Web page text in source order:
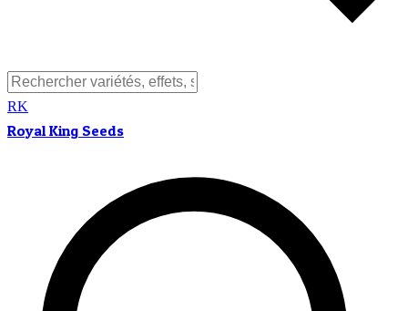
RK
Royal King Seeds